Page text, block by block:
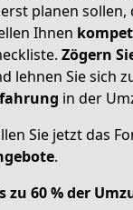
planen
Ihnen
Zögern
lehnen Sie sich
in der
Sie jetzt das
.
zu 60 % der